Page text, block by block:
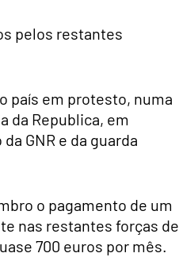
pelos restantes
país em protesto, numa
da Republica, em
GNR e da guarda
o pagamento de um
nas restantes forças de
700 euros por mês.